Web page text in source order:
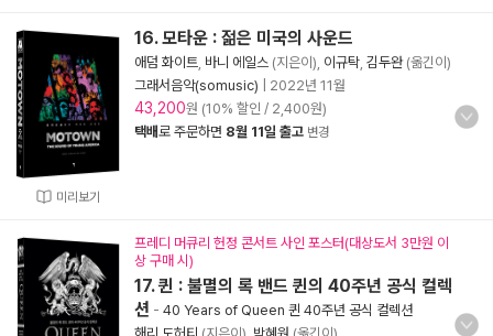
미리보기
16. 모타운 : 젊은 미국의 사운드
애덤 화이트 바니 에일스 (지은이), 이규탁 김두완(옮긴이)
그래서음악(somusic)
2022년 11월
43,200원 (10% 할인 / 2,400원)
택배로 주문하면 8월 11일 출고 변경
프레디 머큐리 헌정 콘서트 사인 포스터(대상도서 3만원 이
상 구매 시)
17. 퀸 : 불멸의 록 밴드 퀸의 40주년 공식 컬렉
션 - 40 Years of Queen 퀸 40주년 공식 컬렉션